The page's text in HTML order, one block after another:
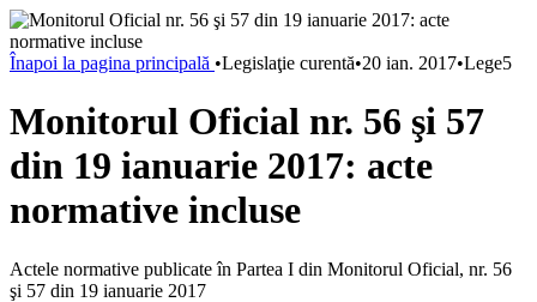
Înapoi la pagina principală •Legislaţie curentă•20 ian. 2017•Lege5
Monitorul Oficial nr. 56 şi 57
din 19 ianuarie 2017: acte
normative incluse
Actele normative publicate în Partea I din Monitorul Oficial, nr. 56
şi 57 din 19 ianuarie 2017